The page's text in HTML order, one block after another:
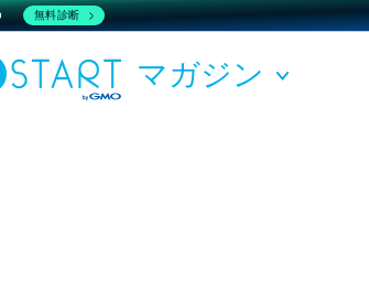
マガジン
無料診断